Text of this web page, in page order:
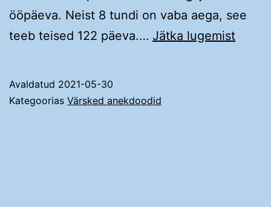
ööpäeva. Neist 8 tundi on vaba aega, see
teeb teised 122 päeva.… Jätka lugemistAh,
Avaldatud 2021-05-30
Kategoorias Värsked anekdoodid